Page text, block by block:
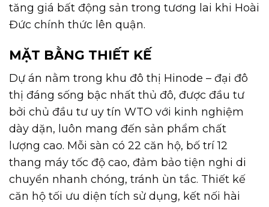
tăng giá bất động sản trong tương lai khi Hoài
Đức chính thức lên quận.
MẶT BẰNG THIẾT KẾ
Dự án nằm trong khu đô thị Hinode – đại đô
thị đáng sống bậc nhất thủ đô, được đầu tư
bởi chủ đầu tư uy tín WTO với kinh nghiệm
dày dặn, luôn mang đến sản phẩm chất
lượng cao. Mỗi sàn có 22 căn hộ, bố trí 12
thang máy tốc độ cao, đảm bảo tiện nghi di
chuyển nhanh chóng, tránh ùn tắc. Thiết kế
căn hộ tối ưu diện tích sử dụng, kết nối hài